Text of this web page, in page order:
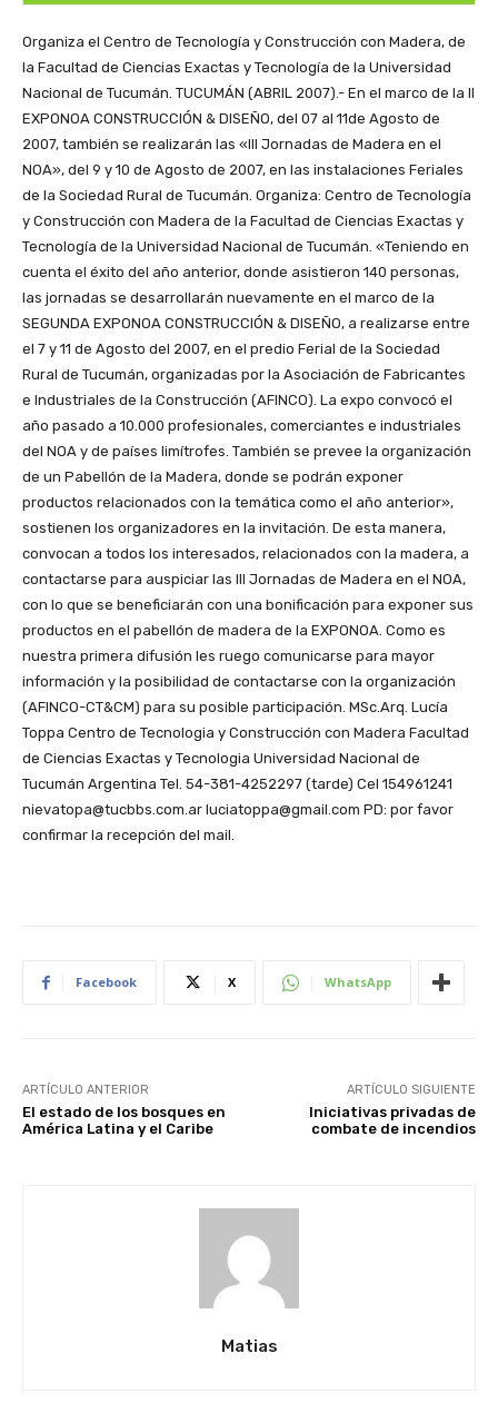
Organiza el Centro de Tecnología y Construcción con Madera, de
la Facultad de Ciencias Exactas y Tecnología de la Universidad
Nacional de Tucumán. TUCUMÁN (ABRIL 2007).- En el marco de la II
EXPONOA CONSTRUCCIÓN & DISEÑO, del 07 al 11de Agosto de
2007, también se realizarán las «III Jornadas de Madera en el
NOA», del 9 y 10 de Agosto de 2007, en las instalaciones Feriales
de la Sociedad Rural de Tucumán. Organiza: Centro de Tecnología
y Construcción con Madera de la Facultad de Ciencias Exactas y
Tecnología de la Universidad Nacional de Tucumán. «Teniendo en
cuenta el éxito del año anterior, donde asistieron 140 personas,
las jornadas se desarrollarán nuevamente en el marco de la
SEGUNDA EXPONOA CONSTRUCCIÓN & DISEÑO, a realizarse entre
el 7 y 11 de Agosto del 2007, en el predio Ferial de la Sociedad
Rural de Tucumán, organizadas por la Asociación de Fabricantes
e Industriales de la Construcción (AFINCO). La expo convocó el
año pasado a 10.000 profesionales, comerciantes e industriales
del NOA y de países limítrofes. También se prevee la organización
de un Pabellón de la Madera, donde se podrán exponer
productos relacionados con la temática como el año anterior»,
sostienen los organizadores en la invitación. De esta manera,
convocan a todos los interesados, relacionados con la madera, a
contactarse para auspiciar las III Jornadas de Madera en el NOA,
con lo que se beneficiarán con una bonificación para exponer sus
productos en el pabellón de madera de la EXPONOA. Como es
nuestra primera difusión les ruego comunicarse para mayor
información y la posibilidad de contactarse con la organización
(AFINCO-CT&CM) para su posible participación. MSc.Arq. Lucía
Toppa Centro de Tecnologia y Construcción con Madera Facultad
de Ciencias Exactas y Tecnologia Universidad Nacional de
Tucumán Argentina Tel. 54-381-4252297 (tarde) Cel 154961241
nievatopa@tucbbs.com.ar luciatoppa@gmail.com PD: por favor
confirmar la recepción del mail.
Facebook X WhatsApp
ARTÍCULO ANTERIOR
El estado de los bosques en
América Latina y el Caribe
ARTÍCULO SIGUIENTE
Iniciativas privadas de
combate de incendios
Matias